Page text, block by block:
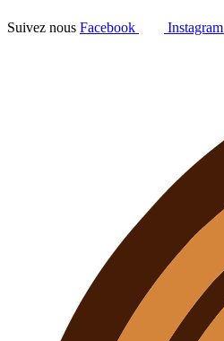
Suivez nous Facebook Instagram